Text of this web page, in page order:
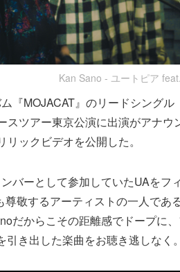
Kan Sano - ユートピア
『MOJACAT』のリードシング
スツアー東京公演に出演がアナウ
ックビデオを公開した。
バーとして参加していたUAをフ
敬するアーティストの一人であ
だからこその距離感でドープに
引き出した楽曲をお聴き逃しなく。